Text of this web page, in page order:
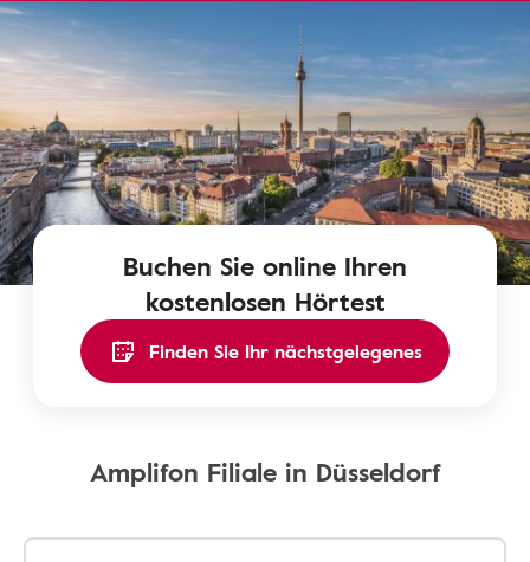
Buchen Sie online Ihren
kostenlosen Hörtest
Finden Sie Ihr nächstgelegenes
Amplifon Filiale in Düsseldorf